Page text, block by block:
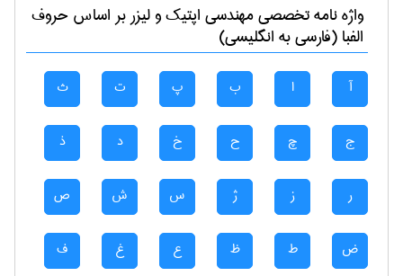
واژه نامه تخصصیمهندسی اپتیک و لیزربر اساس حروف
الفبا (فارسی به انگلیسی)
آ ا ب پ ت ث
ج چ ح خ د ذ
ر ز ژ س ش ص
ض ط ظ ع غ ف